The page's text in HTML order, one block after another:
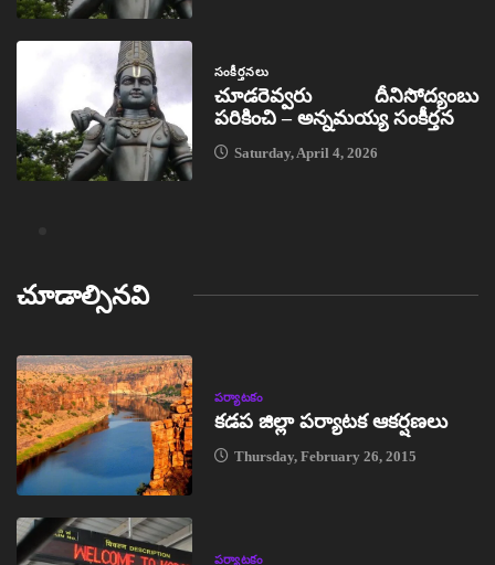
సంకీర్తనలు
చూడరెవ్వరు దీనిసోద్యంబు
పరికించి – అన్నమయ్య సంకీర్తన
Saturday, April 4, 2026
చూడాల్సినవి
పర్యాటకం
కడప జిల్లా పర్యాటక ఆకర్షణలు
Thursday, February 26, 2015
పర్యాటకం